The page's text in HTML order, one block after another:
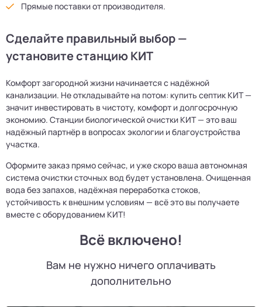
Прямые поставки от производителя.
Сделайте правильный выбор —
установите станцию КИТ
Комфорт загородной жизни начинается с надёжной
канализации. Не откладывайте на потом: купить септик КИТ —
значит инвестировать в чистоту, комфорт и долгосрочную
экономию. Станции биологической очистки КИТ — это ваш
надёжный партнёр в вопросах экологии и благоустройства
участка.
Оформите заказ прямо сейчас, и уже скоро ваша автономная
система очистки сточных вод будет установлена. Очищенная
вода без запахов, надёжная переработка стоков,
устойчивость к внешним условиям — всё это вы получаете
вместе с оборудованием КИТ!
Всё включено!
Вам не нужно ничего оплачивать
дополнительно